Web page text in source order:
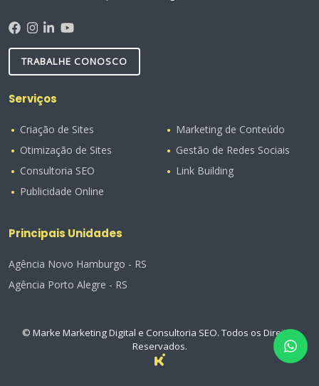
TRABALHE CONOSCO
Serviços
Criação de Sites
Otimização de Sites
Consultoria SEO
Publicidade Online
Marketing de Conteúdo
Gestão de Redes Sociais
Link Building
Principais Unidades
Agência Novo Hamburgo - RS
Agência Porto Alegre - RS
© Marke Marketing Digital e Consultoria SEO. Todos os Direitos
Reservados.